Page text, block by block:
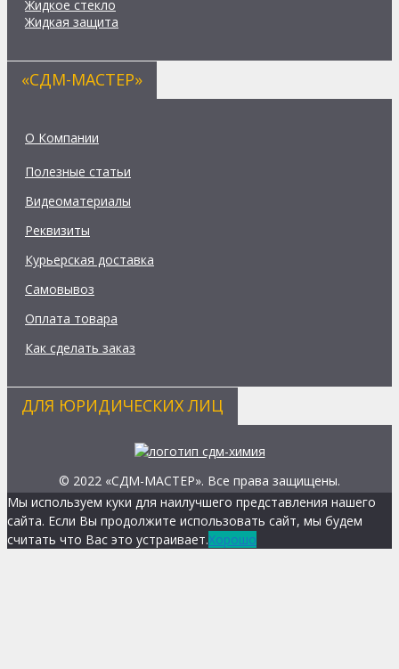
Жидкое стекло
Жидкая защита
«СДМ-МАСТЕР»
О Компании
Полезные статьи
Видеоматериалы
Реквизиты
Курьерская доставка
Самовывоз
Оплата товара
Как сделать заказ
ДЛЯ ЮРИДИЧЕСКИХ ЛИЦ
© 2022 «СДМ-МАСТЕР». Все права защищены.
Мы используем куки для наилучшего представления нашего
сайта. Если Вы продолжите использовать сайт, мы будем
считать что Вас это устраивает.Хорошо